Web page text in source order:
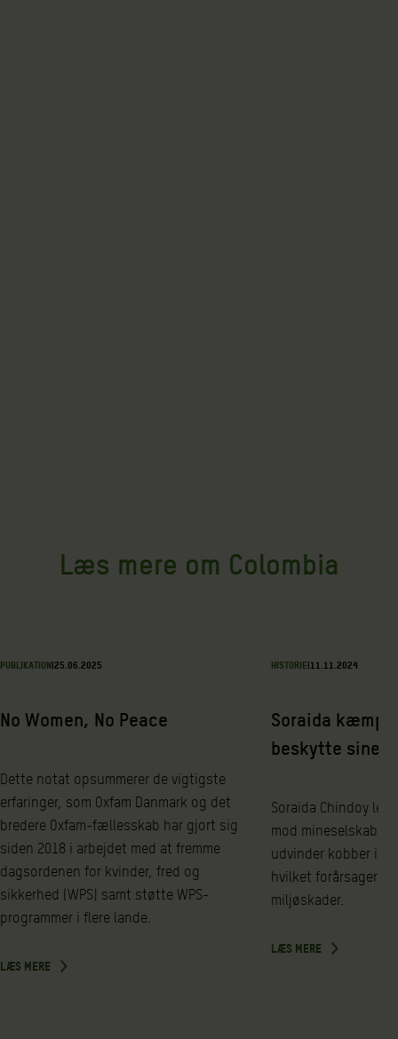
Læs mere om Colombia
PUBLIKATION|25.06.2025
No Women, No Peace
Dette notat opsummerer de vigtigste
erfaringer, som Oxfam Danmark og det
bredere Oxfam-fællesskab har gjort sig
siden 2018 i arbejdet med at fremme
dagsordenen for kvinder, fred og
sikkerhed (WPS) samt støtte WPS-
programmer i flere lande.
LÆS MERE
HISTORIE|11.11.2024
Soraida
beskytte sine
Soraida Chindoy
mod mineselskabet
udvinder kobber i
hvilket forårsager
miljøskader.
LÆS MERE